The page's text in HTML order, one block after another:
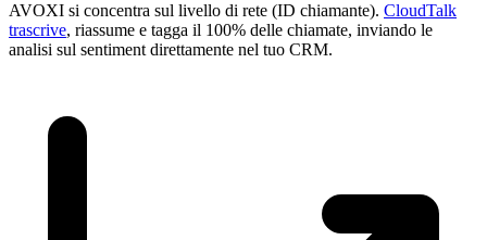
AVOXI si concentra sul livello di rete (ID chiamante). CloudTalk
trascrive, riassume e tagga il 100% delle chiamate, inviando le
analisi sul sentiment direttamente nel tuo CRM.